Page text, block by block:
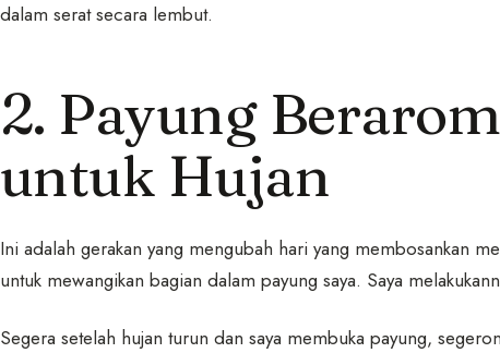
dalam serat secara lembut.
2. Payung
untuk Hujan
Ini adalah gerakan yang mengubah hari yang membosankan
untuk mewangikan bagian dalam payung saya. Saya
Segera setelah hujan turun dan saya membuka payung,